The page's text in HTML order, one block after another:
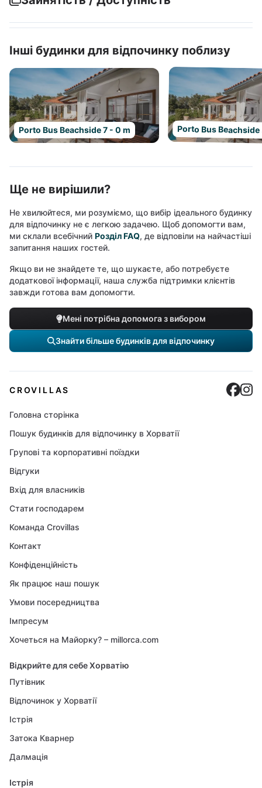
Інші будинки для відпочинку поблизу
Porto Bus Beachside 7 - 0 m Porto Bus
Ще не вирішили?
Не хвилюйтеся, ми розуміємо, що вибір ідеального будинку
для відпочинку не є легкою задачею. Щоб допомогти вам,
ми склали всебічний Розділ FAQ, де відповіли на найчастіші
запитання наших гостей.
Якщо ви не знайдете те, що шукаєте, або потребуєте
додаткової інформації, наша служба підтримки клієнтів
завжди готова вам допомогти.
Мені потрібна допомога з вибором
Знайти більше будинків для відпочинку
CROVILLAS
Головна сторінка
Пошук будинків для відпочинку в Хорватії
Групові та корпоративні поїздки
Відгуки
Вхід для власників
Стати господарем
Команда Crovillas
Контакт
Конфіденційність
Як працює наш пошук
Умови посередництва
Імпресум
Хочеться на Майорку? – millorca.com
Відкрийте для себе Хорватію
Путівник
Відпочинок у Хорватії
Істрія
Затока Кварнер
Далмація
Істрія